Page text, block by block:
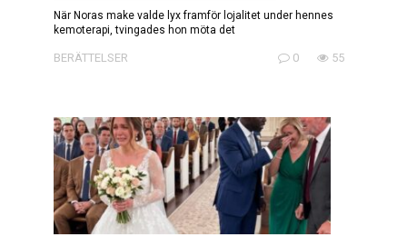
När Noras make valde lyx framför lojalitet under hennes
kemoterapi, tvingades hon möta det
BERÄTTELSER 0 55